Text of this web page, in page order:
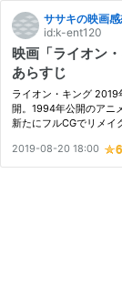
ササキの映画
id:k-ent120
映画「ライオン
あらすじ
ライオン・キング
開。1994年公開のアニ
新たにフルCGでリメイ
ルト・ディズニー・ピ
Inc…
2019-08-20 18:00